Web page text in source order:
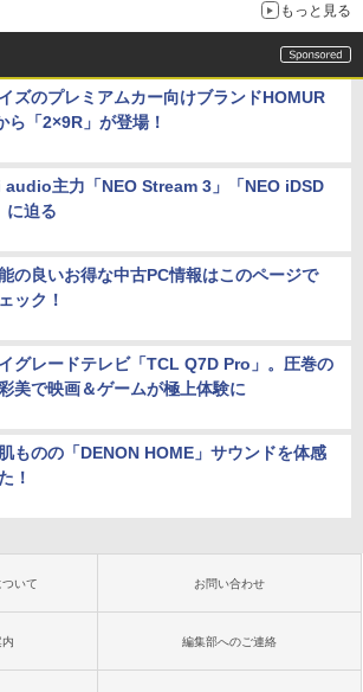
もっと見る
ズのプレミアムカー向けブランドHOMUR
ら「2×9R」が登場！
audio主力「NEO Stream 3」「NEO iDSD
に迫る
の良いお得な中古PC情報はこのページで
ック！
グレードテレビ「TCL Q7D Pro」。圧巻の
美で映画＆ゲームが極上体験に
ものの「DENON HOME」サウンドを体感
！
いて お問い合わせ
編集部へのご連絡